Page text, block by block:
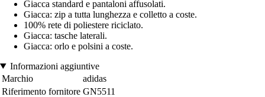
Giacca standard e pantaloni affusolati.
Giacca: zip a tutta lunghezza e colletto a coste.
100% rete di poliestere riciclato.
Giacca: tasche laterali.
Giacca: orlo e polsini a coste.
Informazioni aggiuntive
Marchio
adidas
Riferimento fornitore GN5511